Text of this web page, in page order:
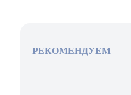
РЕКОМЕНДУЕМ